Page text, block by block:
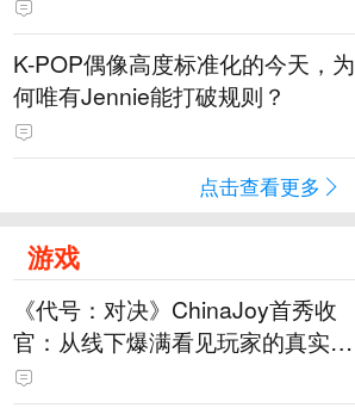
K-POP偶像高度标准化的今天，为
何唯有Jennie能打破规则？
点击查看更多
游戏
《代号：对决》ChinaJoy首秀收
官：从线下爆满看见玩家的真实期
待